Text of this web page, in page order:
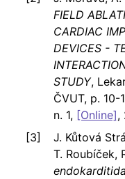
FIELD
CARDIAC
DEVICES -
STUDY,
ČVUT, p. 10-
n. 1, [Online],
J. Kůtová
T. Roubíček,